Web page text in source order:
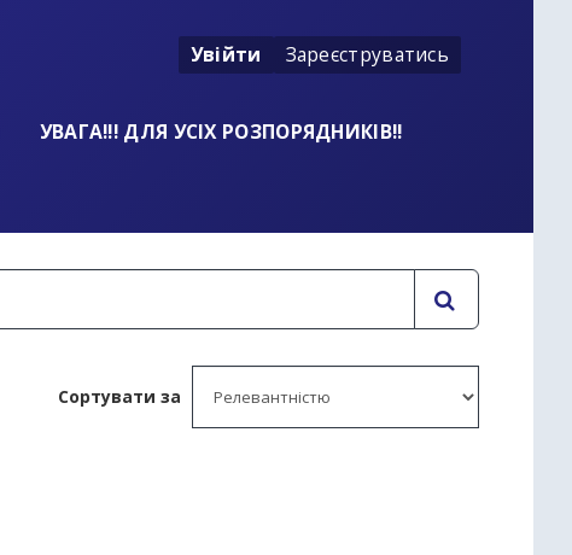
Увійти Зареєструватись
УВАГА!!! ДЛЯ УСІХ РОЗПОРЯДНИКІВ!!
Сортувати за